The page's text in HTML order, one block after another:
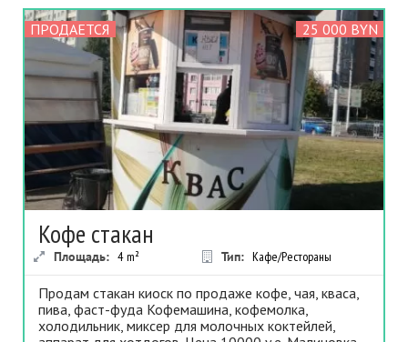
ПРОДАЕТСЯ 25 000 BYN
Кофе стакан
Площадь: 4 m² Тип: Кафе/Рестораны
Продам стакан киоск по продаже кофе, чая, кваса,
пива, фаст-фуда Кофемашина, кофемолка,
холодильник, миксер для молочных коктейлей,